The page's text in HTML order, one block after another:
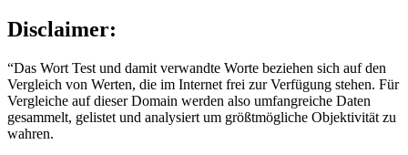
Disclaimer:
“Das Wort Test und damit verwandte Worte beziehen sich auf den
Vergleich von Werten, die im Internet frei zur Verfügung stehen. Für
Vergleiche auf dieser Domain werden also umfangreiche Daten
gesammelt, gelistet und analysiert um größtmögliche Objektivität zu
wahren.